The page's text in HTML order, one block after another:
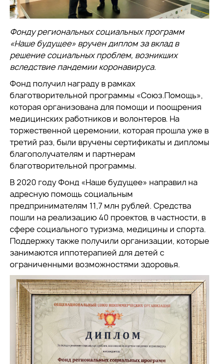
Фонду региональных социальных программ
«Наше будущее» вручен диплом за вклад в
решение социальных проблем, возникших
вследствие пандемии коронавируса.
Фонд получил награду в рамках
благотворительной программы «Союз.Помощь»,
которая организована для помощи и поощрения
медицинских работников и волонтеров. На
торжественной церемонии, которая прошла уже в
третий раз, были вручены сертификаты и дипломы
благополучателям и партнерам
благотворительной программы.
В 2020 году Фонд «Наше будущее» направил на
адресную помощь социальным
предпринимателям 11,7 млн рублей. Средства
пошли на реализацию 40 проектов, в частности, в
сфере социального туризма, медицины и спорта.
Поддержку также получили организации, которые
занимаются иппотерапией для детей с
ограниченными возможностями здоровья.